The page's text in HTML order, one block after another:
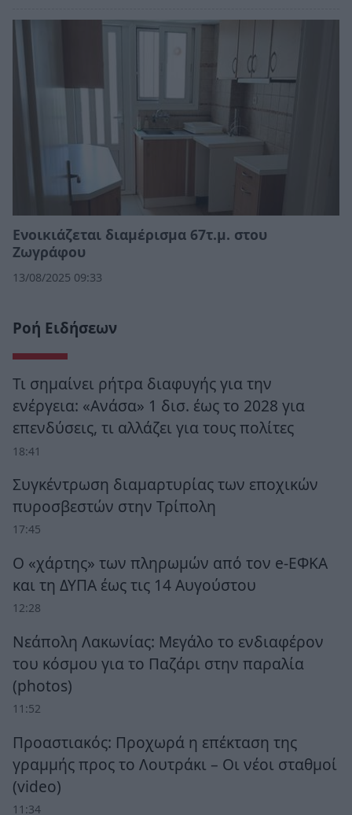
Ενοικιάζεται διαμέρισμα 67τ.μ. στου
Ζωγράφου
13/08/2025 09:33
Ροή Ειδήσεων
Τι σημαίνει ρήτρα διαφυγής για την
ενέργεια: «Ανάσα» 1 δισ. έως το 2028 για
επενδύσεις, τι αλλάζει για τους πολίτες
18:41
Συγκέντρωση διαμαρτυρίας των εποχικών
πυροσβεστών στην Τρίπολη
17:45
Ο «χάρτης» των πληρωμών από τον e-ΕΦΚΑ
και τη ΔΥΠΑ έως τις 14 Αυγούστου
12:28
Νεάπολη Λακωνίας: Μεγάλο το ενδιαφέρον
του κόσμου για το Παζάρι στην παραλία
(photos)
11:52
Προαστιακός: Προχωρά η επέκταση της
γραμμής προς το Λουτράκι – Οι νέοι σταθμοί
(video)
11:34